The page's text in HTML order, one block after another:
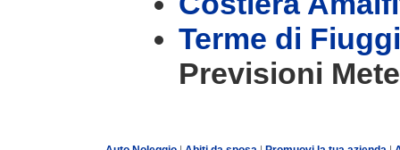
Terme di Fiuggi
Previsioni